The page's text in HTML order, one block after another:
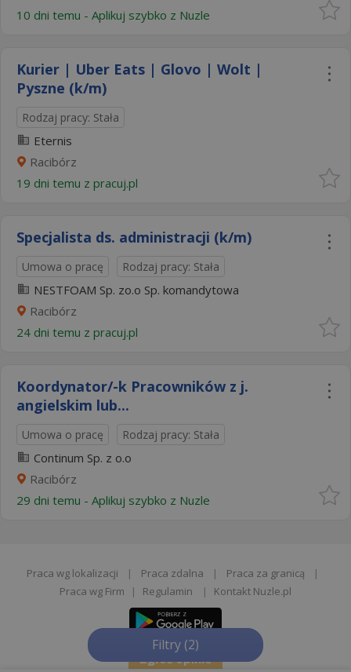
Filtry (2)
10 dni temu - Aplikuj szybko z Nuzle
Kurier | Uber Eats | Glovo | Wolt |
Pyszne (k/m)
Rodzaj pracy: Stała
Eternis
Racibórz
19 dni temu z pracuj.pl
Specjalista ds. administracji (k/m)
Umowa o pracę Rodzaj pracy: Stała
NESTFOAM Sp. zo.o Sp. komandytowa
Racibórz
24 dni temu z pracuj.pl
Koordynator/-k Pracowników z j.
angielskim lub...
Umowa o pracę Rodzaj pracy: Stała
Continum Sp. z o.o
Racibórz
29 dni temu - Aplikuj szybko z Nuzle
Praca wg lokalizacji | Praca zdalna | Praca za granicą
|
Praca wg Firm
| Regulamin | Kontakt Nuzle.pl
Zgłoś opinie